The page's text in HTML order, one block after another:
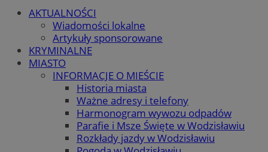
AKTUALNOŚCI
Wiadomości lokalne
Artykuły sponsorowane
KRYMINALNE
MIASTO
INFORMACJE O MIEŚCIE
Historia miasta
Ważne adresy i telefony
Harmonogram wywozu odpadów
Parafie i Msze Święte w Wodzisławiu
Rozkłady jazdy w Wodzisławiu